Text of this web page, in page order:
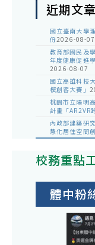
近期文章
國立臺南大學
份2026-08-07
教育部國民及
年度健康促進
2026-08-07
國立高雄科技
模創客大賽」
桃園市立陽明
計畫「AR2VR
內政部建築研
慧化居住空間
校務重點
體中粉